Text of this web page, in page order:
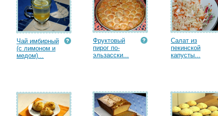
Чай имбирный
(с лимоном и
медом)...
Фруктовый
пирог по-
эльзасски...
Салат из
пекинской
капусты...